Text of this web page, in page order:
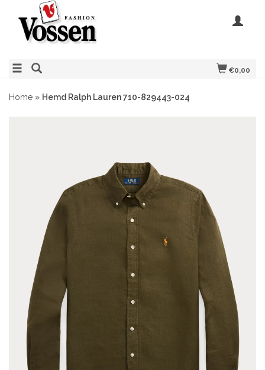
€0,00
Home » Hemd Ralph Lauren 710-829443-024